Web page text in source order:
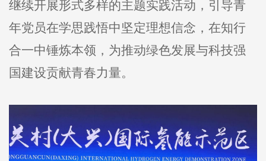
继续开展形式多样的主题实践活动，引导青
年党员在学思践悟中坚定理想信念，在知行
合一中锤炼本领，为推动绿色发展与科技强
国建设贡献青春力量。